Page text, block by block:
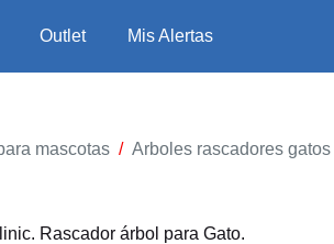
Outlet Mis Alertas
mascotas / Arboles rascadores gatos
Rascador árbol para Gato.